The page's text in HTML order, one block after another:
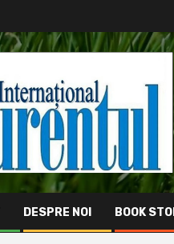
DESPRE NOI BOOK